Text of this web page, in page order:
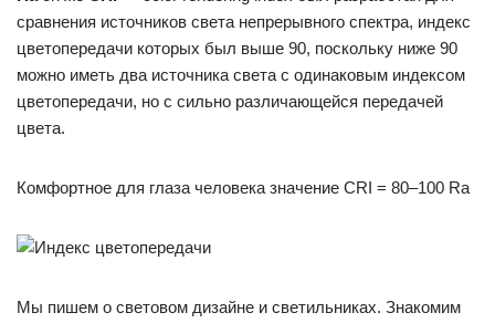
сравнения источников света непрерывного спектра, индекс
цветопередачи которых был выше 90, поскольку ниже 90
можно иметь два источника света с одинаковым индексом
цветопередачи, но с сильно различающейся передачей
цвета.
Комфортное для глаза человека значение CRI = 80–100 Ra
Мы пишем о световом дизайне и светильниках. Знакомим